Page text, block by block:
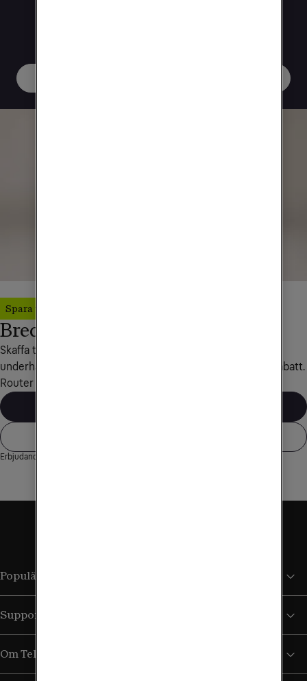
Spara upp till 15096 kr
Bredband + tv & streaming
Skaffa tv och mobilt eller fast bredband tillsammans och få
underhållning och uppkoppling i hela Sverige med paketrabatt.
Router och Tv Hub 2 ingår.
Erbjudandet gäller endast köp online
Populära sidor
Support
Om Tele2